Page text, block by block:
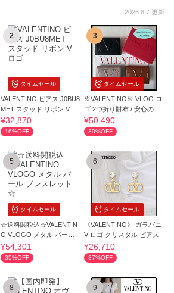
2026.8.7 更新
タイムセール
2
VALENTINO ピアス J0BU8
MET スタッド リボン Vロ
ゴ
¥32,870
16%OFF
タイムセール
3
※VALENTINO※ VLOG ロ
ゴ 2つ折り財布 / 安心の国
内発送♪
¥50,490
30%OFF
タイムセール
5
☆送料関税込☆VALENTIN
O VLOGO メタル パール
ブレスレット☆
¥54,301
35%OFF
タイムセール
6
《VALENTINO》 ガラバニ
V ロゴ クリスタル ピアス
¥26,710
37%OFF
8 9